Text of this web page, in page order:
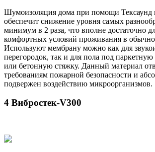
Шумоизоляция дома при помощи Тексаунд
обеспечит снижение уровня самых
минимум в 2 раза, что вполне достаточно
комфортных условий проживания в
Используют мембрану можно как для
перегородок, так и для пола под паркетную
или бетонную стяжку. Данный материал
требованиям пожарной безопасности и
подвержен воздействию микроорганизмов.
4 Вибростек-V300